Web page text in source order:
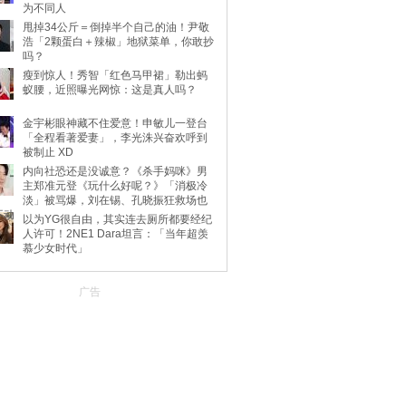
为不同人
甩掉34公斤＝倒掉半个自己的油！尹敬
浩「2颗蛋白＋辣椒」地狱菜单，你敢抄
吗？
瘦到惊人！秀智「红色马甲裙」勒出蚂
蚁腰，近照曝光网惊：这是真人吗？
金宇彬眼神藏不住爱意！申敏儿一登台
「全程看著爱妻」，李光洙兴奋欢呼到
被制止 XD
内向社恐还是没诚意？《杀手妈咪》男
主郑准元登《玩什么好呢？》「消极冷
淡」被骂爆，刘在锡、孔晓振狂救场也
动
以为YG很自由，其实连去厕所都要经纪
人许可！2NE1 Dara坦言：「当年超羡
慕少女时代」
广告